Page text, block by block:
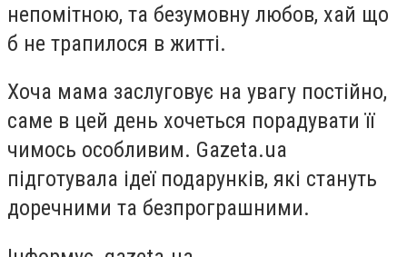
непомітною, та безумовну любов, хай що
б не трапилося в житті.
Хоча мама заслуговує на увагу постійно,
саме в цей день хочеться порадувати її
чимось особливим. Gazeta.ua
підготувала ідеї подарунків, які стануть
доречними та безпрограшними.